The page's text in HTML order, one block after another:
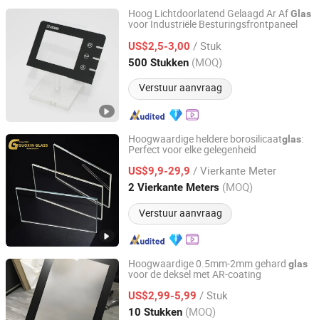
Hoog Lichtdoorlatend Gelaagd Ar AfGlas
voor Industriële Besturingsfrontpaneel
US$2,5-3,00 / Stuk
500 Stukken (MOQ)
Verstuur aanvraag
Taizhou Zhaosheng Electronics Technology Co., Ltd.
Zhejiang, China Sinds 2026
Hoogwaardige heldere borosilicaatglas:
Perfect voor elke gelegenheid
US$9,9-29,9 / Vierkante Meter
2 Vierkante Meters (MOQ)
Verstuur aanvraag
Jiangsu Guoxin Glass Co., Ltd
Jiangsu, China Sinds 2024
Hoogwaardige 0.5mm-2mm gehard glas
voor de deksel met AR-coating
US$2,99-5,99 / Stuk
10 Stukken (MOQ)
Shanghai Wuyong Glass Co., Ltd.
Shanghai, China Sinds 2025